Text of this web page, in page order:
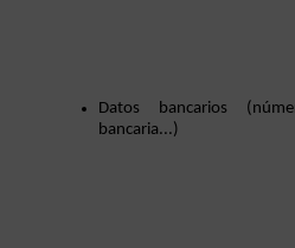
Datos bancarios
bancaria...)